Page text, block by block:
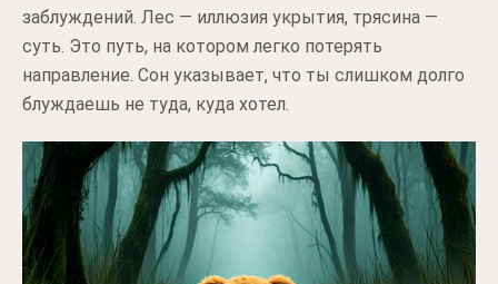
заблуждений. Лес — иллюзия укрытия, трясина —
суть. Это путь, на котором легко потерять
направление. Сон указывает, что ты слишком долго
блуждаешь не туда, куда хотел.